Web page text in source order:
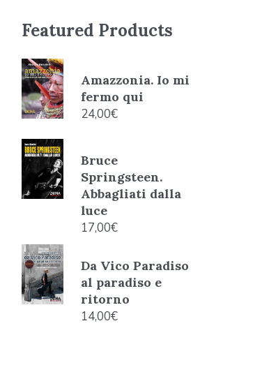
Featured Products
Amazzonia. Io mi
fermo qui
24,00€
Bruce
Springsteen.
Abbagliati dalla
luce
17,00€
Da Vico Paradiso
al paradiso e
ritorno
14,00€